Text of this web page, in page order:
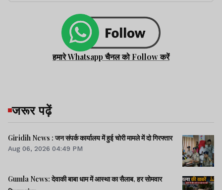
हमारे Whatsapp चैनल को Follow करें
जरूर पढ़ें
Giridih News : जन संपर्क कार्यालय में हुई चोरी मामले में दो गिरफ्तार
Aug 06, 2026 04:49 PM
Gumla News: देवाकी बाबा धाम में आस्था का सैलाब, हर सोमवार